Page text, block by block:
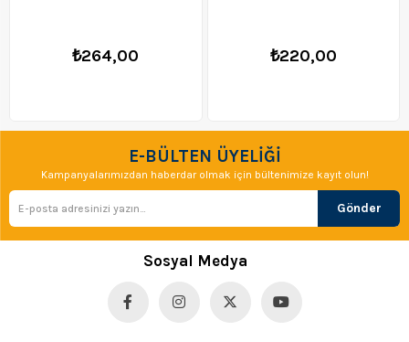
₺264,00 ₺220,00
E-BÜLTEN ÜYELİĞİ
Kampanyalarımızdan haberdar olmak için bültenimize kayıt olun!
Gönder
Sosyal Medya